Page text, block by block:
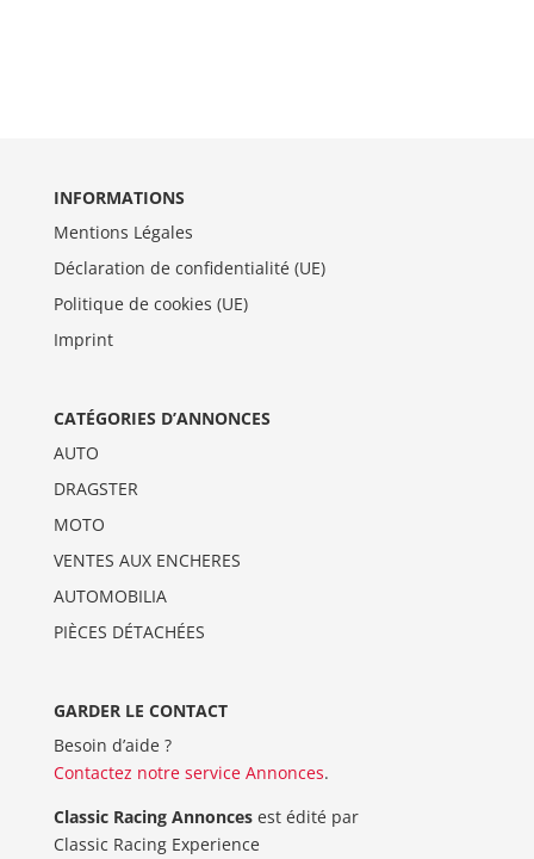
INFORMATIONS
Mentions Légales
Déclaration de confidentialité (UE)
Politique de cookies (UE)
Imprint
CATÉGORIES D’ANNONCES
AUTO
DRAGSTER
MOTO
VENTES AUX ENCHERES
AUTOMOBILIA
PIÈCES DÉTACHÉES
GARDER LE CONTACT
Besoin d’aide ?
Contactez notre service Annonces.
Classic Racing Annoncesest édité par
Classic Racing Experience